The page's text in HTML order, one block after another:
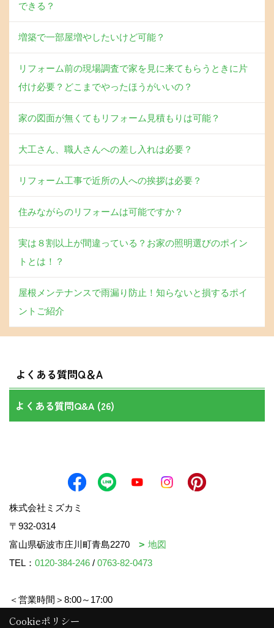
できる？
増築で一部屋増やしたいけど可能？
リフォーム前の現場調査で家を見に来てもらうときに片
付け必要？どこまでやったほうがいいの？
家の図面が無くてもリフォーム見積もりは可能？
大工さん、職人さんへの差し入れは必要？
リフォーム工事で近所の人への挨拶は必要？
住みながらのリフォームは可能ですか？
実は８割以上が間違っている？お家の照明選びのポイン
トとは！？
屋根メンテナンスで雨漏り防止！知らないと損するポイ
ントご紹介
よくある質問Q＆A
よくある質問Q&A (26)
株式会社ミズカミ
〒932-0314
富山県砺波市庄川町青島2270
地図
TEL： 0120-384-246 / 0763-82-0473
＜営業時間＞8:00～17:00
＜定休日＞水曜日・祝日
Cookieポリシー